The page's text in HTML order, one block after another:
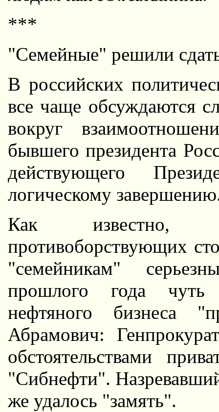
***
"Семейные" решили
В российских
все чаще обсуждаются
вокруг
бывшего президента
действующего
логическому
Как известно,
противоборствующих
"семейникам"
прошлого года чуть
нефтяного бизнеса
Абрамович:
обстоятельствами
"Сибнефти".
же удалось "замять".